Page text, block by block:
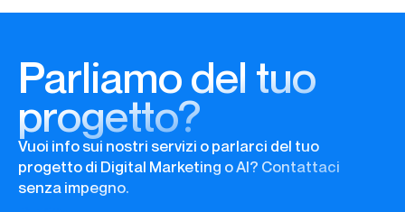
Parliamo del tuo
progetto?
Vuoi info sui nostri servizi o parlarci del tuo
progetto di Digital Marketing o AI? Contattaci
senza impegno.